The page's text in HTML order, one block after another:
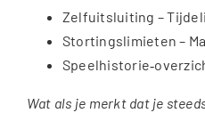
Zelfuitsluiting –
Stortingslimieten –
Wat als je merkt dat je